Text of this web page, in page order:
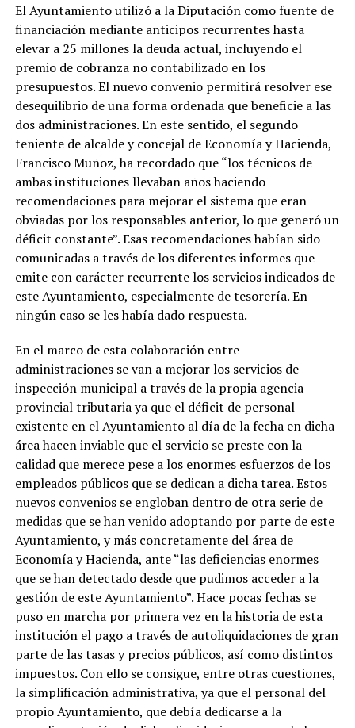
El Ayuntamiento utilizó a la Diputación como fuente de
financiación mediante anticipos recurrentes hasta
elevar a 25 millones la deuda actual, incluyendo el
premio de cobranza no contabilizado en los
presupuestos. El nuevo convenio permitirá resolver ese
desequilibrio de una forma ordenada que beneficie a las
dos administraciones. En este sentido, el segundo
teniente de alcalde y concejal de Economía y Hacienda,
Francisco Muñoz, ha recordado que “los técnicos de
ambas instituciones llevaban años haciendo
recomendaciones para mejorar el sistema que eran
obviadas por los responsables anterior, lo que generó un
déficit constante”. Esas recomendaciones habían sido
comunicadas a través de los diferentes informes que
emite con carácter recurrente los servicios indicados de
este Ayuntamiento, especialmente de tesorería. En
ningún caso se les había dado respuesta.
En el marco de esta colaboración entre
administraciones se van a mejorar los servicios de
inspección municipal a través de la propia agencia
provincial tributaria ya que el déficit de personal
existente en el Ayuntamiento al día de la fecha en dicha
área hacen inviable que el servicio se preste con la
calidad que merece pese a los enormes esfuerzos de los
empleados públicos que se dedican a dicha tarea. Estos
nuevos convenios se engloban dentro de otra serie de
medidas que se han venido adoptando por parte de este
Ayuntamiento, y más concretamente del área de
Economía y Hacienda, ante “las deficiencias enormes
que se han detectado desde que pudimos acceder a la
gestión de este Ayuntamiento”. Hace pocas fechas se
puso en marcha por primera vez en la historia de esta
institución el pago a través de autoliquidaciones de gran
parte de las tasas y precios públicos, así como distintos
impuestos. Con ello se consigue, entre otras cuestiones,
la simplificación administrativa, ya que el personal del
propio Ayuntamiento, que debía dedicarse a la